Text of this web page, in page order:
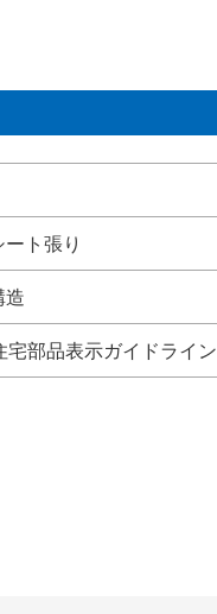
ト張り
造
品表示ガイドライン